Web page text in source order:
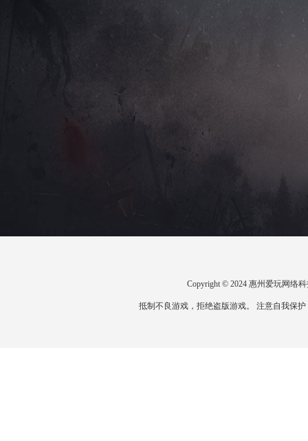
Copyright © 2024 惠州爱玩网络
抵制不良游戏，拒绝盗版游戏。 注意自我保